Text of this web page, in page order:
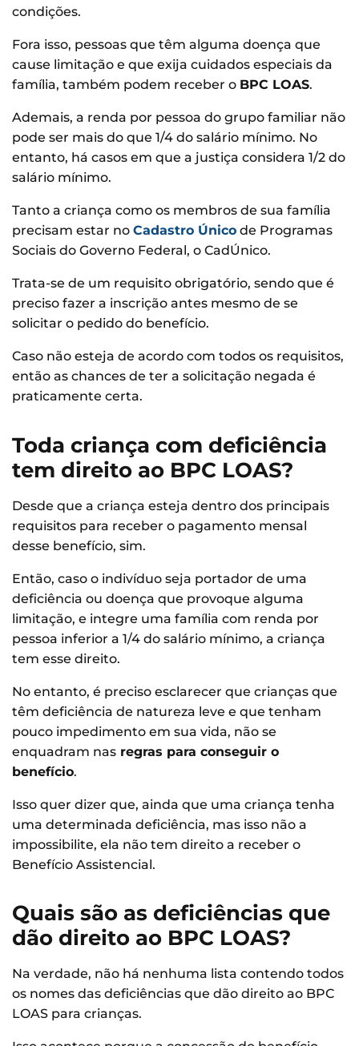
condições.
Fora isso, pessoas que têm alguma doença que
cause limitação e que exija cuidados especiais da
família, também podem receber o BPC LOAS.
Ademais, a renda por pessoa do grupo familiar não
pode ser mais do que 1/4 do salário mínimo. No
entanto, há casos em que a justiça considera 1/2 do
salário mínimo.
Tanto a criança como os membros de sua família
precisam estar no Cadastro Único de Programas
Sociais do Governo Federal, o CadÚnico.
Trata-se de um requisito obrigatório, sendo que é
preciso fazer a inscrição antes mesmo de se
solicitar o pedido do benefício.
Caso não esteja de acordo com todos os requisitos,
então as chances de ter a solicitação negada é
praticamente certa.
Toda criança com deficiência
tem direito ao BPC LOAS?
Desde que a criança esteja dentro dos principais
requisitos para receber o pagamento mensal
desse benefício, sim.
Então, caso o indivíduo seja portador de uma
deficiência ou doença que provoque alguma
limitação, e integre uma família com renda por
pessoa inferior a 1/4 do salário mínimo, a criança
tem esse direito.
No entanto, é preciso esclarecer que crianças que
têm deficiência de natureza leve e que tenham
pouco impedimento em sua vida, não se
enquadram nas regras para conseguir o
benefício.
Isso quer dizer que, ainda que uma criança tenha
uma determinada deficiência, mas isso não a
impossibilite, ela não tem direito a receber o
Benefício Assistencial.
Quais são as deficiências que
dão direito ao BPC LOAS?
Na verdade, não há nenhuma lista contendo todos
os nomes das deficiências que dão direito ao BPC
LOAS para crianças.